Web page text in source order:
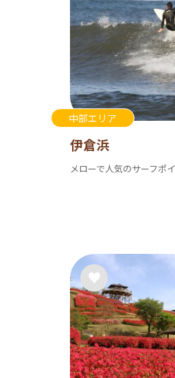
中部エリア
伊倉浜
メローで人気のサーフポ